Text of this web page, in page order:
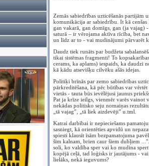
Zemās sabiedrības uzticēšanās partijām
komunikācija ar sabiedrību. It kā
gan vakarā, gan domīgs, gan (ja vajag)
saturā – ir vērojama aktīva rīcība, bet
un līdz ar to - vai mudinājumi pārvarēt
Daudz tiek runāts par budžeta
tikai sistēmas fragmenti! To
cerams, ka aplams) iespaids, ka daudzi
kā kādu atsevišķu cilvēku ašās idejas.
Politiķi brīnās par zemo sabiedrības
pārkreditēšana, kā pēc būtības var vērtēt
vietās - tauta būs ievēlējusi jaunus
Pat ja krīze ieilgs, vienmēr varēs vainot
nekādas politisko seju nomaiņas
„tā vajag”, „tā liek aizdevēji” u.tml.
Katrai darbībai ir nepieciešams
sasniegt, kā orientēties apvidū un
spiesti klausīt īsām bezpamatojuma
šim kalnam, brien caur šiem dubļiem
soli, ko valdība sper vai ko mudina
kopējā ceļā, tad loģisks ir jautājums -
lielāks, nekā ieguvums?